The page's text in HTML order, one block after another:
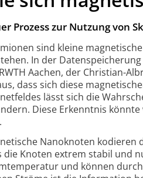
Prozess zur Nutzung von
sind kleine
In der
Aachen, der Christian-
dass sich diese
lässt sich die
Diese Erkenntnis
Nanoknoten kodieren
die Knoten extrem stabil und
und können